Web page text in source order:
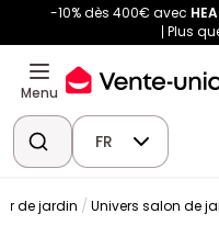
-10% dès 400€ avec
Plus
Menu
FR
de jardin Univers salon de